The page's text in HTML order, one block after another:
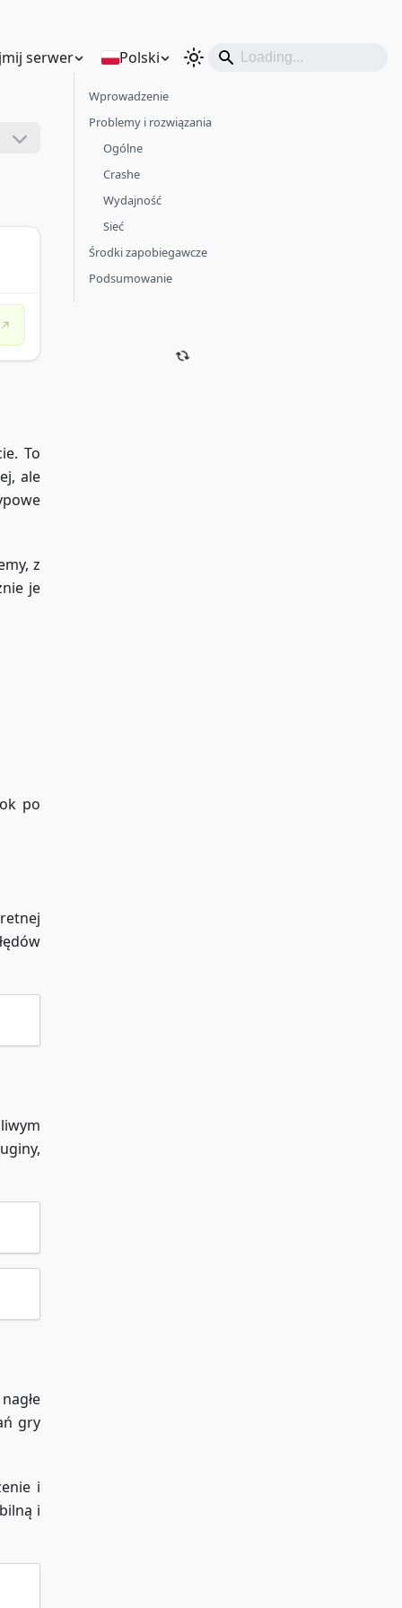
serwer Polski
To
ale
z
je
po
gry
i
i
Wprowadzenie
Problemy i rozwiązania
Ogólne
Crashe
Wydajność
Sieć
Środki zapobiegawcze
Podsumowanie